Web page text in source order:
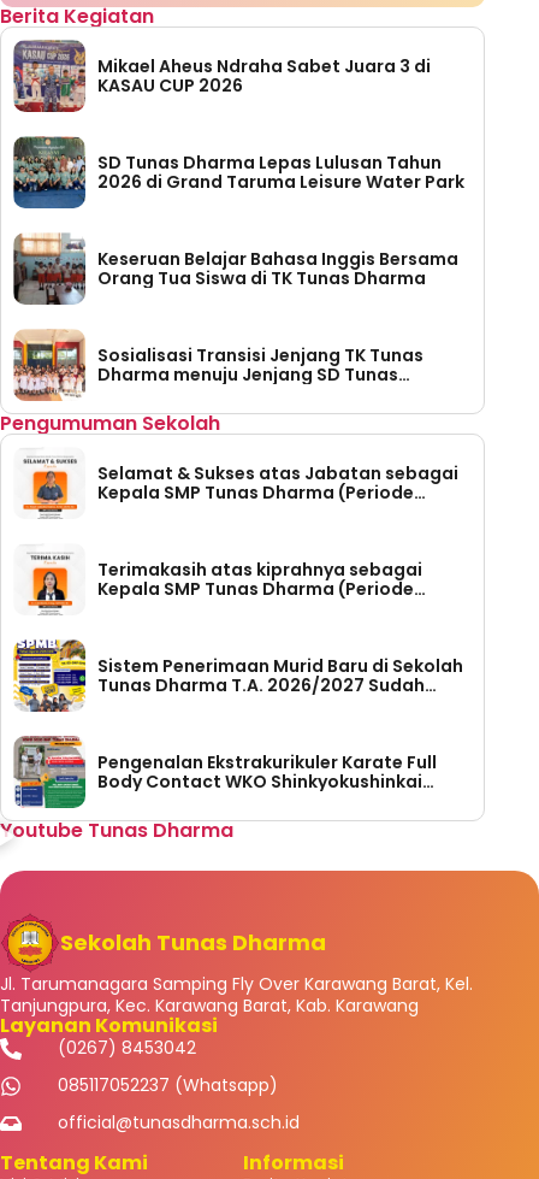
Berita Kegiatan
Mikael Aheus Ndraha Sabet Juara 3 di
KASAU CUP 2026
SD Tunas Dharma Lepas Lulusan Tahun
2026 di Grand Taruma Leisure Water Park
Keseruan Belajar Bahasa Inggis Bersama
Orang Tua Siswa di TK Tunas Dharma
Sosialisasi Transisi Jenjang TK Tunas
Dharma menuju Jenjang SD Tunas
Pengumuman Sekolah
Selamat & Sukses atas Jabatan sebagai
Kepala SMP Tunas Dharma (Periode
Terimakasih atas kiprahnya sebagai
Kepala SMP Tunas Dharma (Periode
Sistem Penerimaan Murid Baru di Sekolah
Tunas Dharma T.A. 2026/2027 Sudah
Pengenalan Ekstrakurikuler Karate Full
Body Contact WKO Shinkyokushinkai
Youtube Tunas Dharma
Sekolah Tunas Dharma
Jl. Tarumanagara Samping Fly Over Karawang Barat, Kel.
Tanjungpura, Kec. Karawang Barat, Kab. Karawang
Layanan Komunikasi
(0267) 8453042
085117052237 (Whatsapp)
official@tunasdharma.sch.id
Tentang Kami Informasi